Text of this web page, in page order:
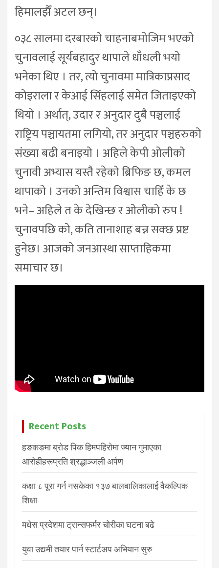
हिमालझैँ अटल छन्।
०३८ सालमा दरबारको चाहनाबमोजिम भएको
चुनावलाई सूर्यबहादुर थापाले धाँधली भयो
भनेका थिए । तर, त्यो चुनावमा मात्रिकाप्रसाद
कोइराला र केआई सिंहलाई समेत जिताइएको
थियो । अर्थात्, उदार र अनुदार दुबै पञ्चलाई
राष्ट्रिय पञ्चायतमा लगियो, तर अनुदार पञ्चहरुको
संख्या बढी बनाइयो । अहिले केपी ओलीको
चुनावी अभ्यास यस्तै रहेको ब्रिफिङ छ, कमल
थापाको । उनको अन्तिम विश्वास चाहिँ के छ
भने– अहिले त के देखिन्छ र ओलीको रुप !
चुनावपछि को, कति तानाशाह बन्न सक्छ प्रष्ट
हुनेछ। आजको जनआस्था साप्ताहिकमा
समाचार छ।
Recent Posts
हङकङमा ब्रोड पिक हिमपहिरोमा ज्यान गुमाएका
आरोहीहरूप्रति श्रद्धाञ्जली अर्पण
कक्षा ८ पूरा गर्न नसकेका १३७ बालबालिकालाई वैकल्पिक
शिक्षा
मधेस प्रदेशमा ट्रान्सफर्मर चोरीका घटना बढे
युवा उद्यमी तयार पार्न स्टार्टअप अभियान सुरु